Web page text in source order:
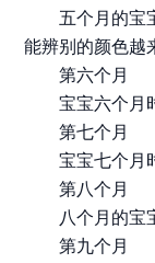
五个月的宝宝
能辨别的颜色越
第六个月
宝宝六个月时
第七个月
宝宝七个月时
第八个月
八个月的宝宝
第九个月